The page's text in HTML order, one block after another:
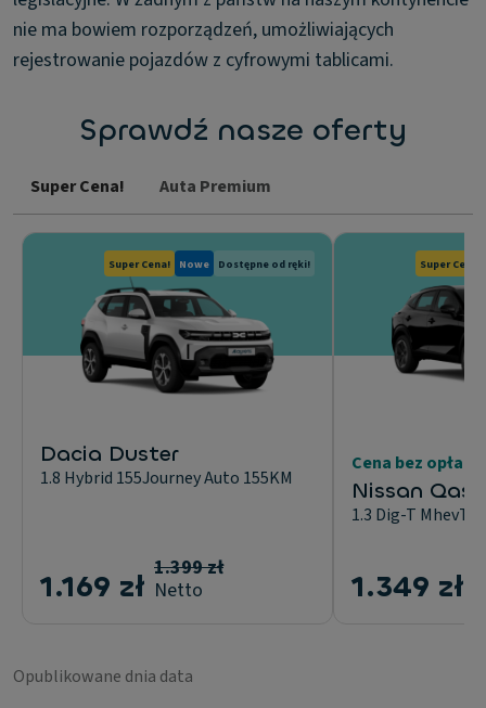
nie ma bowiem rozporządzeń, umożliwiających
rejestrowanie pojazdów z cyfrowymi tablicami.
Sprawdź nasze oferty
Super Cena! Auta Premium
Super Cena! Nowe Dostępne od ręki!
Dacia Duster
1.8 Hybrid 155Journey Auto 155KM
1.169 zł 1.399 zł
Netto
Super Cena!
Cena bez
Nissan
1.3 Dig-T
1.349 zł
Opublikowane dnia data